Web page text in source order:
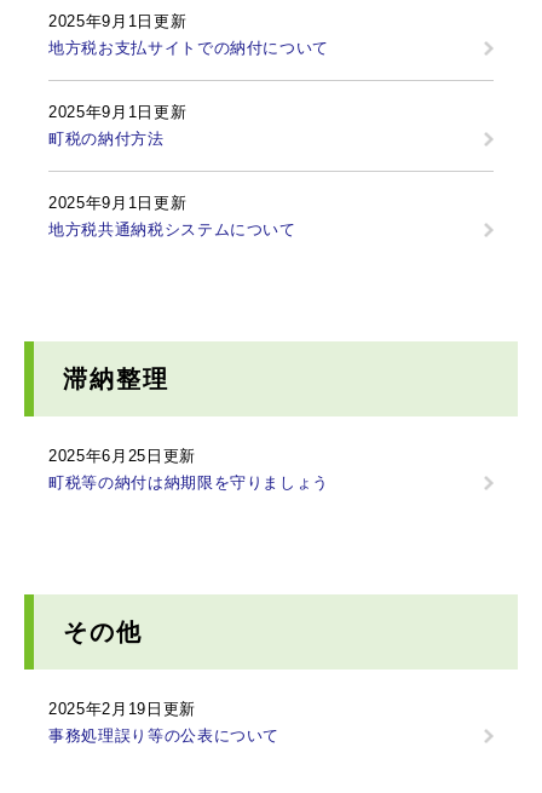
2025年9月1日更新
地方税お支払サイトでの納付について
2025年9月1日更新
町税の納付方法
2025年9月1日更新
地方税共通納税システムについて
滞納整理
2025年6月25日更新
町税等の納付は納期限を守りましょう
その他
2025年2月19日更新
事務処理誤り等の公表について